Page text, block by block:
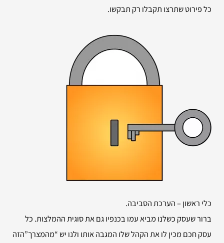
כל פירוט שתרצו תקבלו רק תבקשו.
כלי ראשון – הערכת הסביבה.
ברור שעסק כשלנו מביא עמו בכנפיו גם את סוגית ההמלצות. כל
עסק חכם מכין לו את הקהל שלו המגבה אותו ולנו יש “מהמצרך”הזה